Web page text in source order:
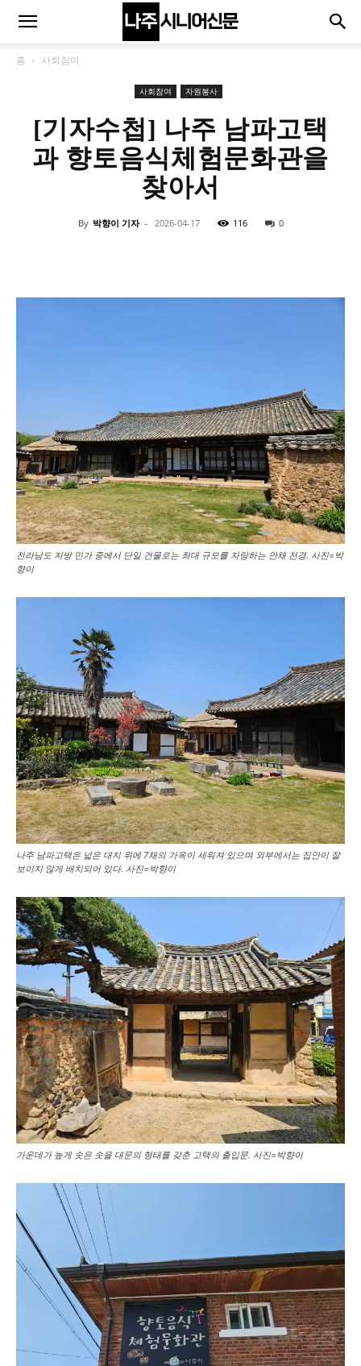
홈 사회참여
사회참여 자원봉사
[기자수첩] 나주 남파고택
과 향토음식체험문화관을
찾아서
By 박향이 기자 - 2026-04-17 116 0
전라남도 지방 민가 중에서 단일 건물로는 최대 규모를 자랑하는 안채 전경. 사진=박
향이
나주 남파고택은 넓은 대지 위에 7채의 가옥이 세워져 있으며 외부에서는 집안이 잘
보이지 않게 배치되어 있다. 사진=박향이
가운데가 높게 솟은 솟을 대문의 형태를 갖춘 고택의 출입문. 사진=박향이